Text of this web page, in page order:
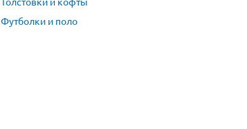
Футболки и поло